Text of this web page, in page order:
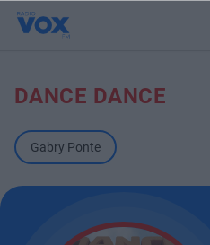
DANCE DANCE
Gabry Ponte